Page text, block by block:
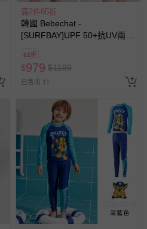
滿2件85折
韓國 Bebechat -
[SURFBAY]UPF 50+抗UV兩件
衝浪狗狗-黃X藍
82折
$979 $1199
已售出 11